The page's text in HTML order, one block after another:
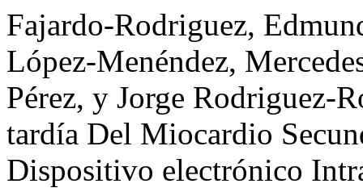
Fajardo-Rodriguez,
López-Menéndez,
Pérez, y Jorge Rodriguez-
tardía Del Miocardio
Dispositivo electrónico